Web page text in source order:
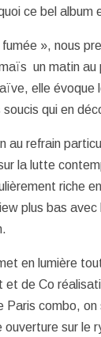
ce bel album
», nous
un matin au
elle évoque
qui en
au refrain
la lutte
riche
plus bas avec
en lumière
et de Co
Paris combo,
ouverture sur le